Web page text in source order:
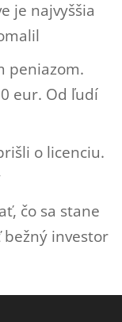
je najvyššia
peniazom.
eur. Od ľudí
o licenciu.
čo sa stane
bežný investor